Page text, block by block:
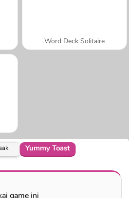
Word Deck Solitaire
Yummy Toast
game ini